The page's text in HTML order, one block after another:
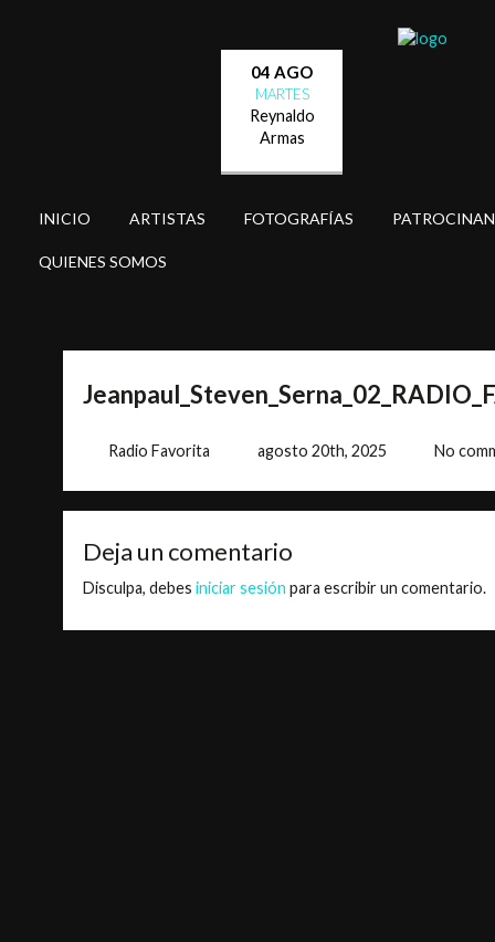
04 AGO
MARTES
Reynaldo
Armas
INICIO ARTISTAS FOTOGRAFÍAS
QUIENES SOMOS
Radio Favorita agosto 20th, 2025 No
Deja un comentario
Disculpa, debesiniciar sesión para escribir un comentario.